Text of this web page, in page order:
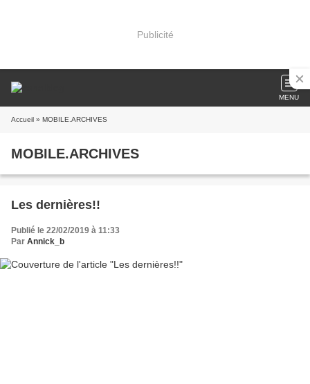
Publicité
MENU
Accueil » MOBILE.ARCHIVES
MOBILE.ARCHIVES
Les dernières!!
Publié le 22/02/2019 à 11:33
Par Annick_b